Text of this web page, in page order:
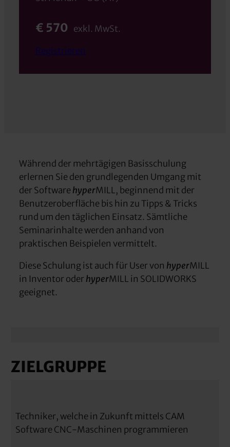
€ 570 exkl. MwSt.
Registrieren
Während der mehrtägigen Basisschulung
erlernen Sie den grundlegenden Umgang mit
der SoftwarehyperMILL, beginnend mit der
Benutzeroberfläche bis hin zu Tipps & Tricks
rund um den täglichen Einsatz. Sämtliche
Seminarinhalte werden anhand von
praktischen Beispielen vermittelt.
Diese Schulung ist auch für User von hyperMILL
in Inventor oder hyperMILL in SOLIDWORKS
geeignet.
ZIELGRUPPE
Techniker, welche in Zukunft mittels CAM
Software CNC-Maschinen programmieren